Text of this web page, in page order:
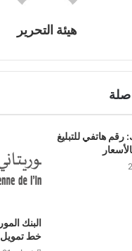
هيئة التحرير
صلة
رقم هاتفي للتبليغ
البنك
خط تمويل قيمته